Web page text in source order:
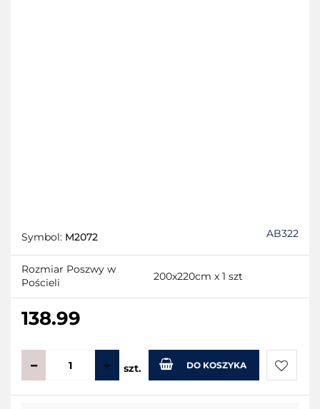
Symbol: M2072 AB322
Rozmiar Poszwy w
Pościeli
200x220cm x 1 szt
138.99
szt. DO KOSZYKA
Do